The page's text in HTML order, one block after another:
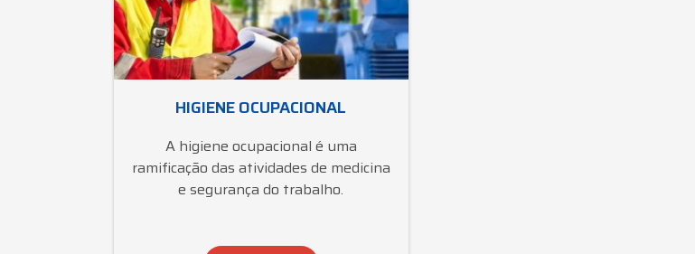
HIGIENE OCUPACIONAL
A higiene ocupacional é uma
ramificação das atividades de medicina
e segurança do trabalho.